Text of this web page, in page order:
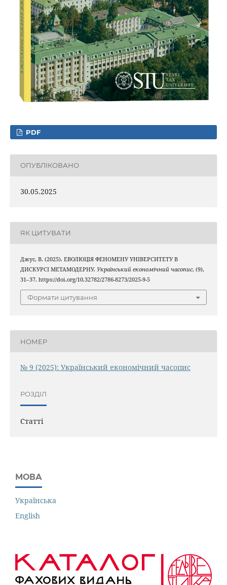
PDF
ОПУБЛІКОВАНО
30.05.2025
ЯК ЦИТУВАТИ
Джус, В. (2025). ЕВОЛЮЦІЯ ФЕНОМЕНУ УНІВЕРСИТЕТУ В
ДИСКУРСІ МЕТАМОДЕРНУ. Український економічний часопис, (9),
31–37. https://doi.org/10.32782/2786-8273/2025-9-5
Формати цитування
НОМЕР
№ 9 (2025): Український економічний часопис
РОЗДІЛ
Статті
МОВА
Українська
English